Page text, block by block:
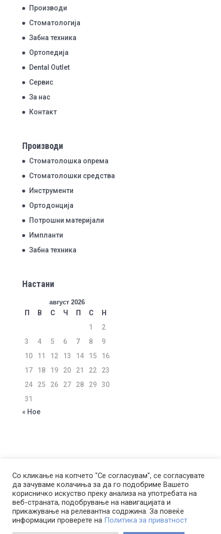
Производи
Стоматологија
Забна техника
Ортопедија
Dental Outlet
Сервис
За нас
Контакт
Производи
Стоматолошка опрема
Стоматолошки средства
Инструменти
Ортодонција
Потрошни материјали
Импланти
Забна техника
Настани
август 2026
П В С Ч П С
Н
1
2
3
4 5 6 7 8
9
10
11 12 13 14 15
16
17
18 19 20 21 22
23
24
25 26 27 28 29
30
31
« Ное
ЗА КОМПАНИЈАТА
УСЛОВИ ЗА КОРИСТЕЊЕ
ПОЛИТИКА ЗА ПРИВАТНОСТ
ПОЛИТИКА ЗА КОЛАЧИЊА
ПОЛИТИКА ЗА КОРИСТЕЊЕ НА ЛП ЗА ЦЕЛИ НА
ДИРЕКТЕН МАРКЕТИНГ
Со кликање на копчето "Се согласувам", се согласувате
да зачуваме колачиња за да го подобриме Вашето
корисничко искуство преку анализа на употребата на
веб-страната, подобрување на навигацијата и
прикажување на релевантна содржина. За повеќе
информации проверете на Политика за приватност